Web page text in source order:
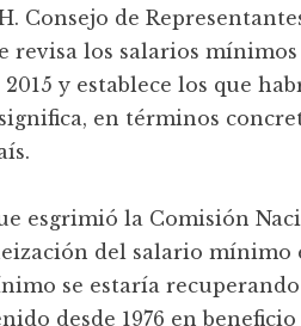
Consejo de
revisa los salarios
y establece los que
en términos
esgrimió la Comisión
del salario mínimo
se estaría
desde 1976 en